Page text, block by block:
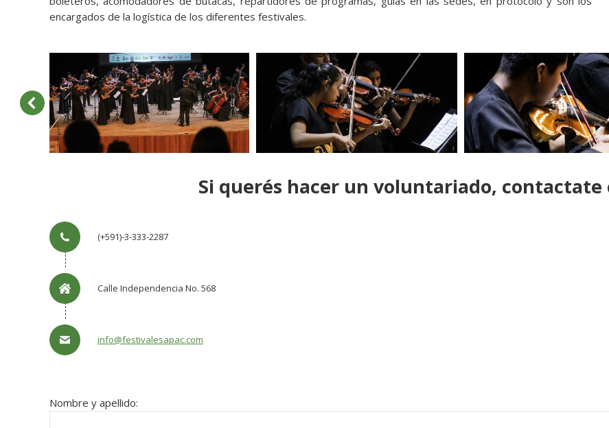
encargados de la logística de los diferentes festivales.
Si querés hacer un voluntariado, contactate
(+591)-3-333-2287
Calle Independencia No. 568
info@festivalesapac.com
Nombre y apellido: